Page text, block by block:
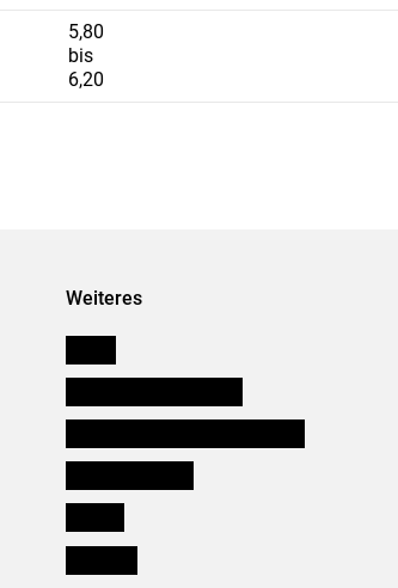
5,80
bis
6,20
Weiteres